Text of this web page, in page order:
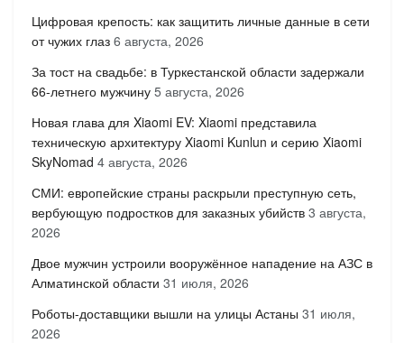
Цифровая крепость: как защитить личные данные в сети
от чужих глаз 6 августа, 2026
За тост на свадьбе: в Туркестанской области задержали
66-летнего мужчину 5 августа, 2026
Новая глава для Xiaomi EV: Xiaomi представила
техническую архитектуру Xiaomi Kunlun и серию Xiaomi
SkyNomad 4 августа, 2026
СМИ: европейские страны раскрыли преступную сеть,
вербующую подростков для заказных убийств 3 августа,
2026
Двое мужчин устроили вооружённое нападение на АЗС в
Алматинской области 31 июля, 2026
Роботы-доставщики вышли на улицы Астаны 31 июля,
2026